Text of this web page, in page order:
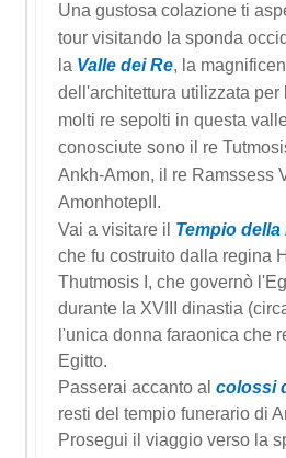
Una gustosa colazione ti
tour visitando la sponda
la Valle dei Re, la
dell'architettura utilizzata per
molti re sepolti in questa
conosciute sono il re
Ankh-Amon, il re Ramssess
AmonhotepII.
Vai a visitare il Tempio
che fu costruito dalla regina
Thutmosis I, che governò
durante la XVIII dinastia
l'unica donna faraonica che
Egitto.
Passerai accanto al colossi
resti del tempio funerario di
Prosegui il viaggio verso la